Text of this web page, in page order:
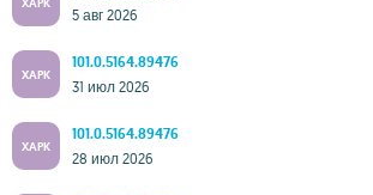
5 авг 2026
XAPK
101.0.5164.89476
31 июл 2026
XAPK
101.0.5164.89476
28 июл 2026